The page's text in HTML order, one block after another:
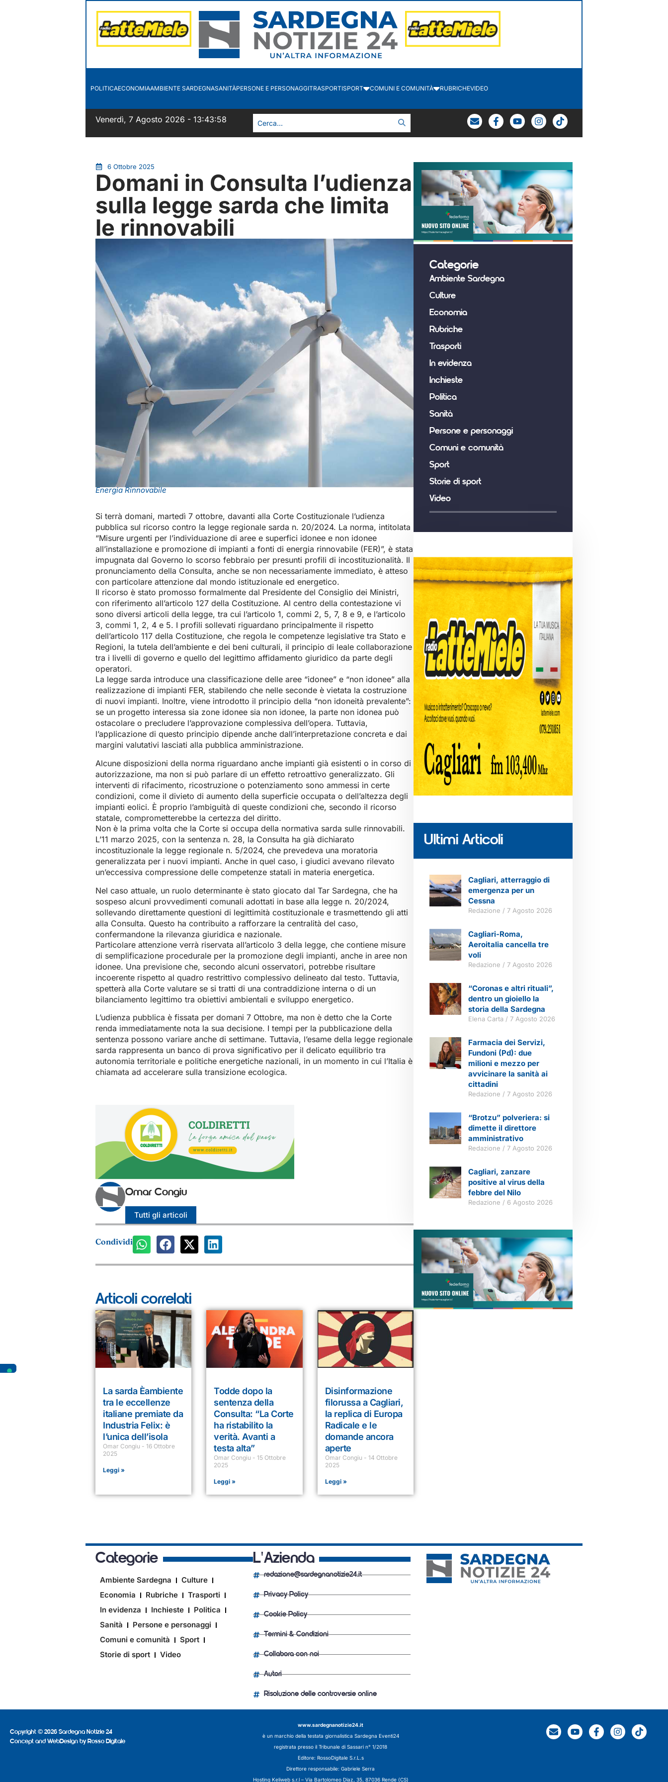
POLITICAECONOMIAAMBIENTE SARDEGNASANITÀPERSONE E PERSONAGGITRASPORTISPORT COMUNI E COMUNITÀ RUBRICHEVIDEO
Venerdì, 7 Agosto 2026 - 13:43:59
6 Ottobre 2025
Domani in Consulta l’udienza
sulla legge sarda che limita
le rinnovabili
Energia Rinnovabile
Si terrà domani, martedì 7 ottobre, davanti alla Corte Costituzionale l’udienza
pubblica sul ricorso contro la legge regionale sarda n. 20/2024. La norma, intitolata
“Misure urgenti per l’individuazione di aree e superfici idonee e non idonee
all’installazione e promozione di impianti a fonti di energia rinnovabile (FER)”, è stata
impugnata dal Governo lo scorso febbraio per presunti profili di incostituzionalità. Il
pronunciamento della Consulta, anche se non necessariamente immediato, è atteso
con particolare attenzione dal mondo istituzionale ed energetico.
Il ricorso è stato promosso formalmente dal Presidente del Consiglio dei Ministri,
con riferimento all’articolo 127 della Costituzione. Al centro della contestazione vi
sono diversi articoli della legge, tra cui l’articolo 1, commi 2, 5, 7, 8 e 9, e l’articolo
3, commi 1, 2, 4 e 5. I profili sollevati riguardano principalmente il rispetto
dell’articolo 117 della Costituzione, che regola le competenze legislative tra Stato e
Regioni, la tutela dell’ambiente e dei beni culturali, il principio di leale collaborazione
tra i livelli di governo e quello del legittimo affidamento giuridico da parte degli
operatori.
La legge sarda introduce una classificazione delle aree “idonee” e “non idonee” alla
realizzazione di impianti FER, stabilendo che nelle seconde è vietata la costruzione
di nuovi impianti. Inoltre, viene introdotto il principio della “non idoneità prevalente”:
se un progetto interessa sia zone idonee sia non idonee, la parte non idonea può
ostacolare o precludere l’approvazione complessiva dell’opera. Tuttavia,
l’applicazione di questo principio dipende anche dall’interpretazione concreta e dai
margini valutativi lasciati alla pubblica amministrazione.
Alcune disposizioni della norma riguardano anche impianti già esistenti o in corso di
autorizzazione, ma non si può parlare di un effetto retroattivo generalizzato. Gli
interventi di rifacimento, ricostruzione o potenziamento sono ammessi in certe
condizioni, come il divieto di aumento della superficie occupata o dell’altezza degli
impianti eolici. È proprio l’ambiguità di queste condizioni che, secondo il ricorso
statale, comprometterebbe la certezza del diritto.
Non è la prima volta che la Corte si occupa della normativa sarda sulle rinnovabili.
L’11 marzo 2025, con la sentenza n. 28, la Consulta ha già dichiarato
incostituzionale la legge regionale n. 5/2024, che prevedeva una moratoria
generalizzata per i nuovi impianti. Anche in quel caso, i giudici avevano rilevato
un’eccessiva compressione delle competenze statali in materia energetica.
Nel caso attuale, un ruolo determinante è stato giocato dal Tar Sardegna, che ha
sospeso alcuni provvedimenti comunali adottati in base alla legge n. 20/2024,
sollevando direttamente questioni di legittimità costituzionale e trasmettendo gli atti
alla Consulta. Questo ha contribuito a rafforzare la centralità del caso,
confermandone la rilevanza giuridica e nazionale.
Particolare attenzione verrà riservata all’articolo 3 della legge, che contiene misure
di semplificazione procedurale per la promozione degli impianti, anche in aree non
idonee. Una previsione che, secondo alcuni osservatori, potrebbe risultare
incoerente rispetto al quadro restrittivo complessivo delineato dal testo. Tuttavia,
spetterà alla Corte valutare se si tratti di una contraddizione interna o di un
bilanciamento legittimo tra obiettivi ambientali e sviluppo energetico.
L’udienza pubblica è fissata per domani 7 Ottobre, ma non è detto che la Corte
renda immediatamente nota la sua decisione. I tempi per la pubblicazione della
sentenza possono variare anche di settimane. Tuttavia, l’esame della legge regionale
sarda rappresenta un banco di prova significativo per il delicato equilibrio tra
autonomia territoriale e politiche energetiche nazionali, in un momento in cui l’Italia è
chiamata ad accelerare sulla transizione ecologica.
Omar Congiu
Tutti gli articoli
Condividi
Articoli correlati
La sarda Èambiente
tra le eccellenze
italiane premiate da
Industria Felix: è
l’unica dell’isola
Omar Congiu
16 Ottobre
2025
Leggi »
Todde dopo la
sentenza della
Consulta: “La Corte
ha ristabilito la
verità. Avanti a
testa alta”
Omar Congiu
15 Ottobre
2025
Leggi »
Disinformazione
filorussa a Cagliari,
la replica di Europa
Radicale e le
domande ancora
aperte
Omar Congiu
14 Ottobre
2025
Leggi »
Categorie
Ambiente Sardegna
Culture
Economia
Rubriche
Trasporti
In evidenza
Inchieste
Politica
Sanità
Persone e personaggi
Comuni e comunità
Sport
Storie di sport
Video
Ultimi Articoli
Cagliari, atterraggio di
emergenza per un
Cessna
Redazione 7 Agosto 2026
Cagliari-Roma,
Aeroitalia cancella tre
voli
Redazione 7 Agosto 2026
“Coronas e altri rituali”,
dentro un gioiello la
storia della Sardegna
Elena Carta 7 Agosto 2026
Farmacia dei Servizi,
Fundoni (Pd): due
milioni e mezzo per
avvicinare la sanità ai
cittadini
Redazione 7 Agosto 2026
“Brotzu” polveriera: si
dimette il direttore
amministrativo
Redazione 7 Agosto 2026
Cagliari, zanzare
positive al virus della
febbre del Nilo
Redazione 6 Agosto 2026
Categorie
Ambiente Sardegna
Culture
Economia
Rubriche
Trasporti
In evidenza
Inchieste
Politica
Sanità
Persone e personaggi
Comuni e comunità
Sport
Storie di sport
Video
L'Azienda
redazione@sardegnanotizie24.it
Privacy Policy
Cookie Policy
Termini & Condizioni
Collabora con noi
Autori
Risoluzione delle controversie online
Copyright © 2026 Sardegna Notizie 24
Concept and WebDesign by Rosso Digitale
www.sardegnanotizie24.it
è un marchio della testata giornalistica Sardegna Eventi24
registrata presso il Tribunale di Sassari n° 1/2018
Editore: RossoDigitale S.r.L.s
Direttore responsabile: Gabriele Serra
Hosting Keliweb s.r.l – Via Bartolomeo Diaz, 35, 87036 Rende (CS)